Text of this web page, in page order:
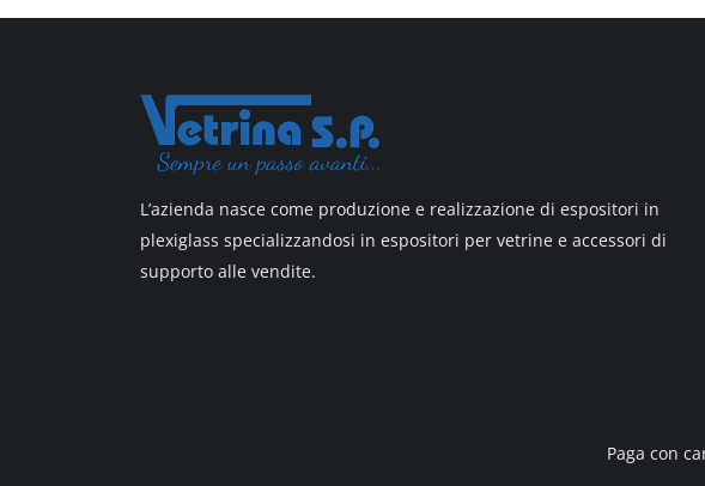
Top line 3
L’azienda nasce come produzione e realizzazione di espositori in
plexiglass specializzandosi in espositori per vetrine e accessori di
supporto alle vendite.
Paga con